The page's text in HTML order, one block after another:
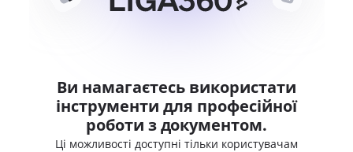
Ви намагаєтесь використати
інструменти для професійної
роботи з документом.
Ці можливості доступні тільки користувачам